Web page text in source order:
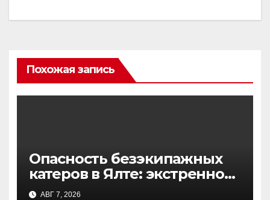
Похожая запись
Опасность безэкипажных
катеров в Ялте: экстренное
предупреждение МЧС
АВГ 7, 2026